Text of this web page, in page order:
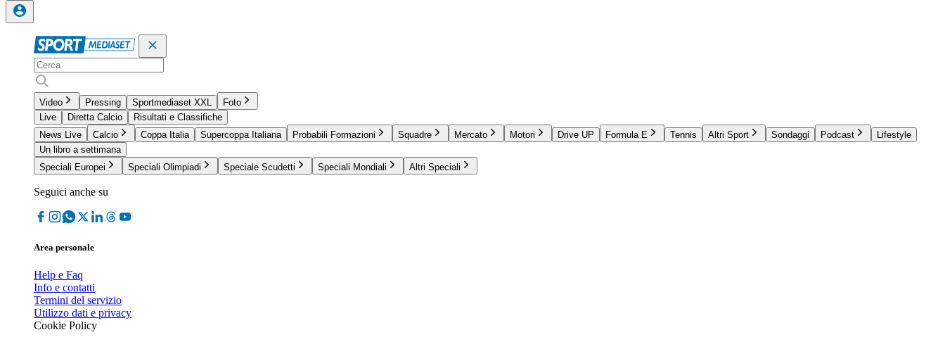
Video Pressing Sportmediaset XXL
Foto
Live
Diretta Calcio
Risultati e Classifiche
News Live
Calcio Coppa Italia Supercoppa Italiana Probabili Formazioni Squadre Mercato Motori Drive UP Formula E Tennis Altri Sport Sondaggi Podcast
Lifestyle
Un libro a settimana
Speciali Europei
Speciali Olimpiadi Speciale Scudetti Speciali Mondiali Altri Speciali
Seguici anche su
Area personale
Help e Faq
Info e contatti
Termini del servizio
Utilizzo dati e privacy
Cookie Policy